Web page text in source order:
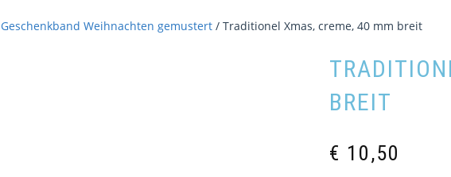
Geschenkband Weihnachten gemustert / Traditionel Xmas, creme, 40 mm breit
BREIT
€ 10,50